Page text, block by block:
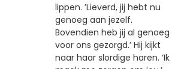
lippen. ’Lieverd, jij hebt nu
genoeg aan jezelf.
Bovendien heb jij al genoeg
voor ons gezorgd.’ Hij kijkt
naar haar slordige haren. ‘Ik